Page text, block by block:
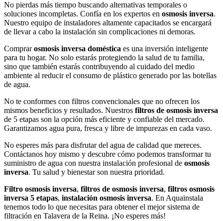
No pierdas más tiempo buscando alternativas temporales o
soluciones incompletas. Confía en los expertos en osmosis inversa.
Nuestro equipo de instaladores altamente capacitados se encargará
de llevar a cabo la instalación sin complicaciones ni demoras.
Comprarosmosis inversa doméstica es una inversión inteligente
para tu hogar. No solo estarás protegiendo la salud de tu familia,
sino que también estarás contribuyendo al cuidado del medio
ambiente al reducir el consumo de plástico generado por las botellas
de agua.
No te conformes con filtros convencionales que no ofrecen los
mismos beneficios y resultados. Nuestros filtros de osmosis inversa
de 5 etapas son la opción más eficiente y confiable del mercado.
Garantizamos agua pura, fresca y libre de impurezas en cada vaso.
No esperes más para disfrutar del agua de calidad que mereces.
Contáctanos hoy mismo y descubre cómo podemos transformar tu
suministro de agua con nuestra instalación profesional de osmosis
inversa. Tu salud y bienestar son nuestra prioridad.
Filtro osmosis inversa, filtros de osmosis inversa, filtros osmosis
inversa 5 etapas, instalación osmosis inversa. En Aquainstala
tenemos todo lo que necesitas para obtener el mejor sistema de
filtración en Talavera de la Reina. ¡No esperes más!